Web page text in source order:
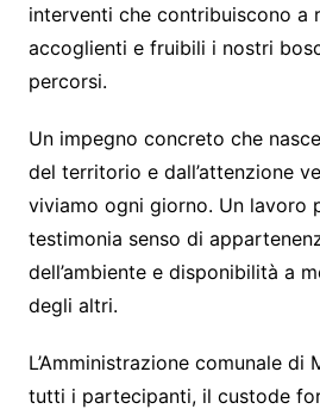
interventi che contribuiscono a
accoglienti e fruibili i nostri
percorsi.
Un impegno concreto che
del territorio e dall’attenzione
viviamo ogni giorno. Un lavoro
testimonia senso di
dell’ambiente e disponibilità a
degli altri.
L’Amministrazione comunale di
tutti i partecipanti, il custode